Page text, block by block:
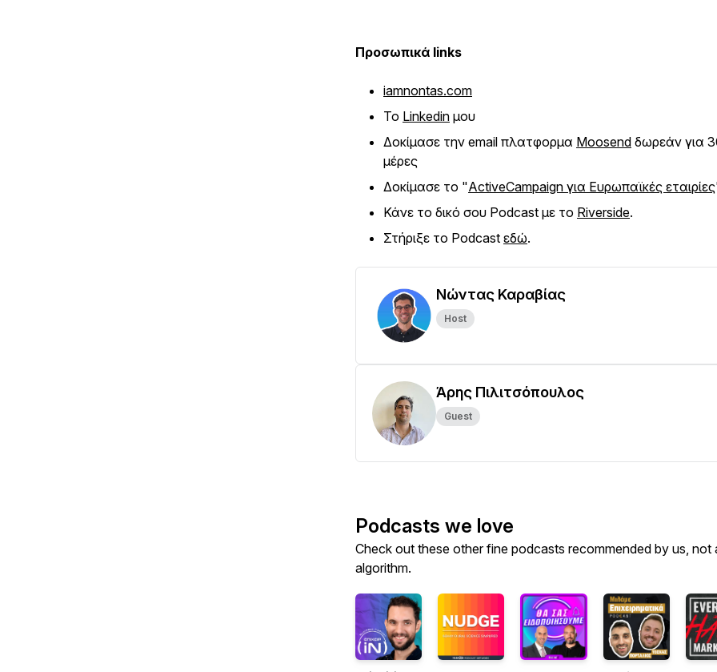
Προσωπικά links
iamnontas.com
Το Linkedin μου
Δοκίμασε την email πλατφορμα Moosend δωρεάν για
μέρες
Δοκίμασε το "ActiveCampaign για Ευρωπαϊκές εταιρίες
Κάνε το δικό σου Podcast με το Riverside.
Στήριξε το Podcast εδώ.
Νώντας Καραβίας
Host
Άρης Πιλιτσόπουλος
Guest
Podcasts we love
Check out these other fine podcasts recommended by us, not
algorithm.